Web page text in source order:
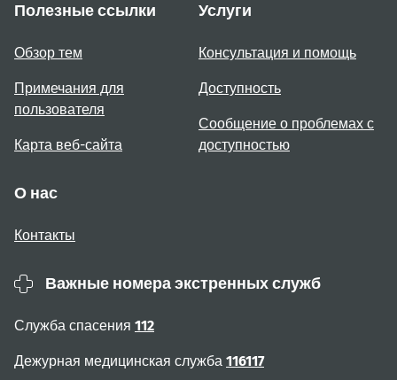
Полезные ссылки
Обзор тем
Примечания для
пользователя
Карта веб-сайта
Услуги
Консультация и помощь
Доступность
Сообщение о проблемах с
доступностью
О нас
Контакты
Важные номера экстренных служб
Служба спасения 112
Дежурная медицинская служба 116117